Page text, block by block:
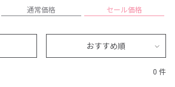
通常価格 セール価格
おすすめ順
0 件